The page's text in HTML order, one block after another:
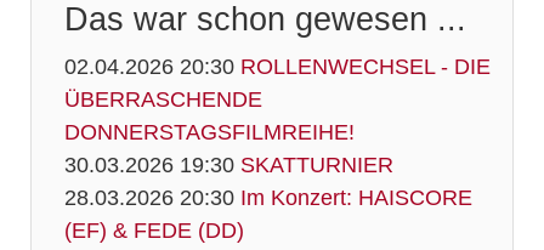
Das war schon gewesen ...
02.04.2026 20:30 ROLLENWECHSEL - DIE
ÜBERRASCHENDE
DONNERSTAGSFILMREIHE!
30.03.2026 19:30 SKATTURNIER
28.03.2026 20:30 Im Konzert: HAISCORE
(EF) & FEDE (DD)